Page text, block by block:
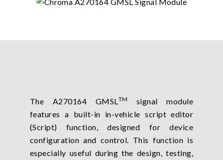
The A270164 GMSL TM
signal module
features a built-in in-vehicle script editor
(Script) function, designed for device
configuration and control. This function is
especially useful during the design, testing,